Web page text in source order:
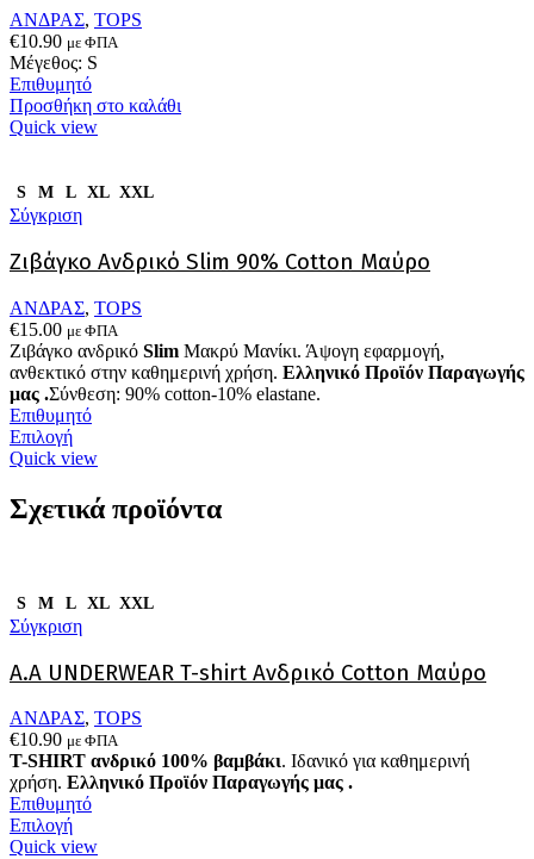
επιλογές
μπορούν
να
επιλεγούν
στη
σελίδα
του
ΑΝΔΡΑΣ, TOPS
€10.90 με ΦΠΑ
Μέγεθος: S
Επιθυμητό
Προσθήκη στο καλάθι
Quick view
S M L XL XXL
Σύγκριση
Ζιβάγκο Ανδρικό Slim 90% Cotton Μαύρο
ΑΝΔΡΑΣ, TOPS
€15.00 με ΦΠΑ
Ζιβάγκο ανδρικό Slim Μακρύ Μανίκι. Άψογη εφαρμογή,
ανθεκτικό στην καθημερινή χρήση. Ελληνικό Προϊόν Παραγωγής
μας .Σύνθεση: 90% cotton-10% elastane.
Επιθυμητό
ΕπιλογήΑυτό
το
έχει
πολλαπλές
μπορούν
να
στη
του
προϊόντος
Quick view
Σχετικά προϊόντα
S M L XL XXL
Σύγκριση
Α.A UNDERWEAR T-shirt Ανδρικό Cotton Μαύρο
ΑΝΔΡΑΣ, TOPS
€10.90 με ΦΠΑ
T-SHIRT ανδρικό 100% βαμβάκι. Ιδανικό για καθημερινή
χρήση. Ελληνικό Προϊόν Παραγωγής μας .
Επιθυμητό
ΕπιλογήΑυτό
το
Quick view